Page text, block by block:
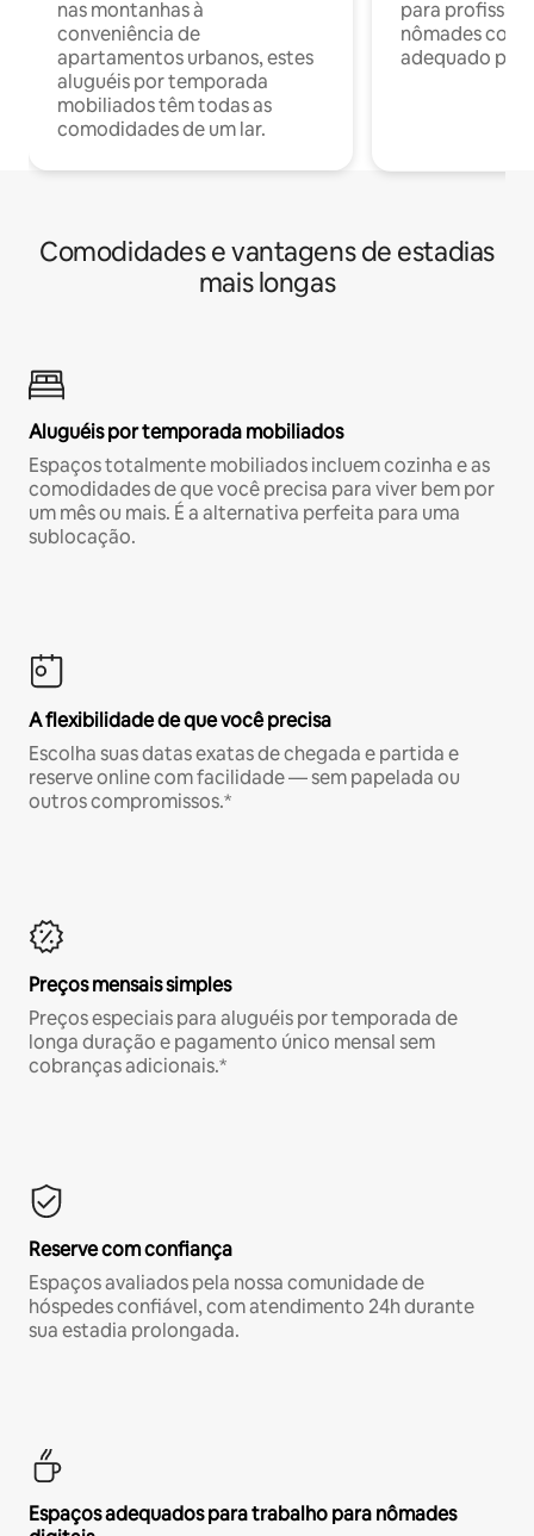
nas montanhas à
conveniência de
apartamentos urbanos, estes
aluguéis por temporada
mobiliados têm todas as
comodidades de um lar.
para
nômades com
adequado
Comodidades e vantagens de estadias
mais longas
Aluguéis por temporada mobiliados
Espaços totalmente mobiliados incluem cozinha e as
comodidades de que você precisa para viver bem por
um mês ou mais. É a alternativa perfeita para uma
sublocação.
A flexibilidade de que você precisa
Escolha suas datas exatas de chegada e partida e
reserve online com facilidade — sem papelada ou
outros compromissos.*
Preços mensais simples
Preços especiais para aluguéis por temporada de
longa duração e pagamento único mensal sem
cobranças adicionais.*
Reserve com confiança
Espaços avaliados pela nossa comunidade de
hóspedes confiável, com atendimento 24h durante
sua estadia prolongada.
Espaços adequados para trabalho para nômades